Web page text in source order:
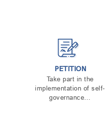
PETITION
Take part in the
implementation of self-
governance…